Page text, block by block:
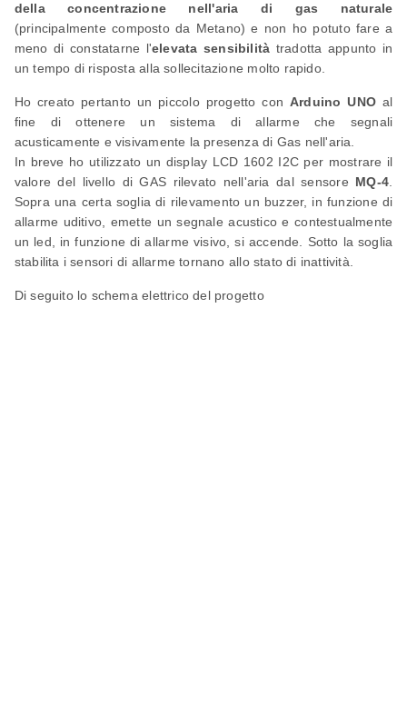
della concentrazione nell'aria di gas naturale
(principalmente composto da Metano) e non ho potuto fare a
meno di constatarne l'elevata sensibilità tradotta appunto in
un tempo di risposta alla sollecitazione molto rapido.
Ho creato pertanto un piccolo progetto con Arduino UNOal
fine di ottenere un sistema di allarme che segnali
acusticamente e visivamente la presenza di Gas nell'aria.
In breve ho utilizzato un display LCD 1602 I2C per mostrare il
valore del livello di GAS rilevato nell'aria dal sensore MQ-4
Sopra una certa soglia di rilevamento un buzzer, in funzione di
allarme uditivo, emette un segnale acustico e contestualmente
un led, in funzione di allarme visivo, si accende. Sotto la soglia
stabilita i sensori di allarme tornano allo stato di inattività.
Di seguito lo schema elettrico del progetto